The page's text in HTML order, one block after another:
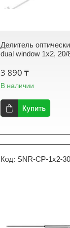
Делитель
dual window 1х2, 20/
3 890 ₸
В наличии
Купить
SNR-CP-1x2-